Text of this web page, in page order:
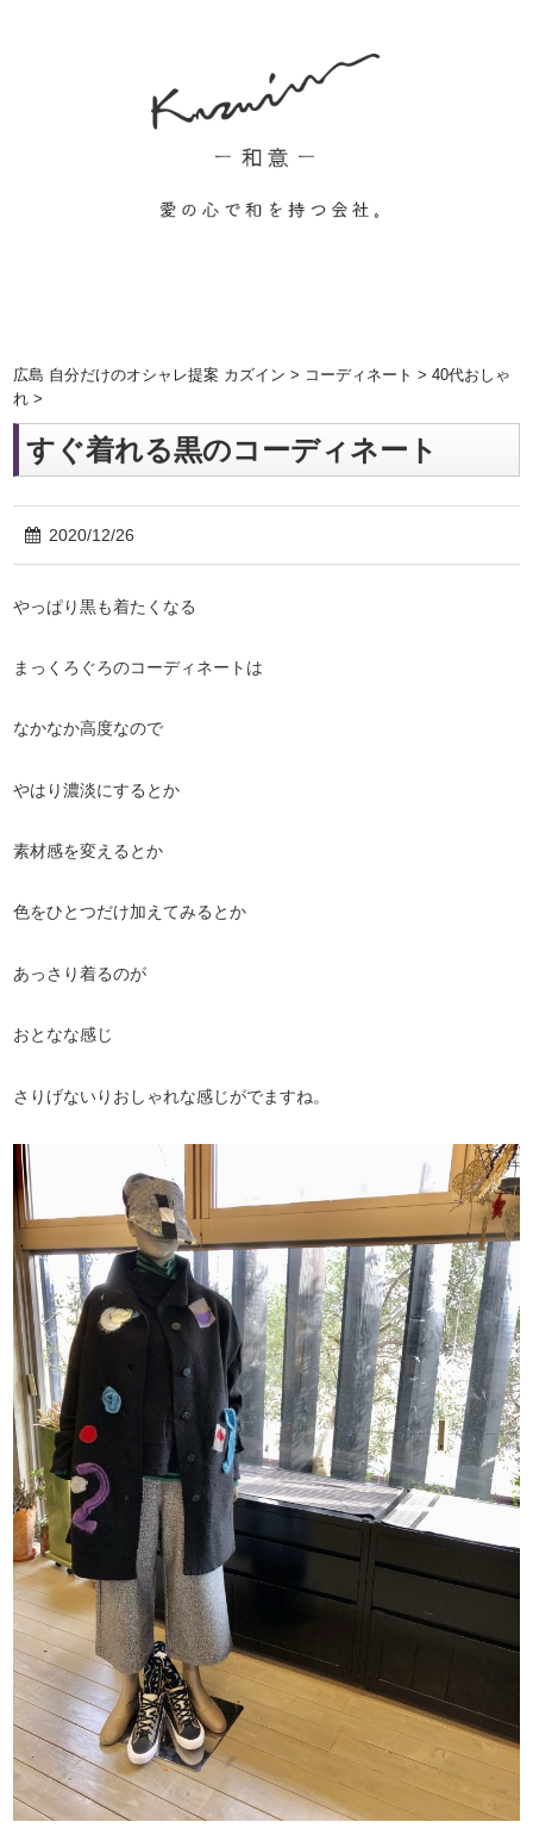
広島 自分だけのオシャレ提案 カズイン > コーディネート >40代おしゃ
れ >
すぐ着れる黒のコーディネート
2020/12/26
やっぱり黒も着たくなる
まっくろぐろのコーディネートは
なかなか高度なので
やはり濃淡にするとか
素材感を変えるとか
色をひとつだけ加えてみるとか
あっさり着るのが
おとなな感じ
さりげないりおしゃれな感じがでますね。